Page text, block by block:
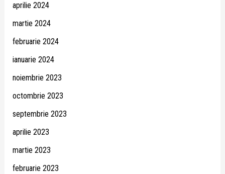
aprilie 2024
martie 2024
februarie 2024
ianuarie 2024
noiembrie 2023
octombrie 2023
septembrie 2023
aprilie 2023
martie 2023
februarie 2023